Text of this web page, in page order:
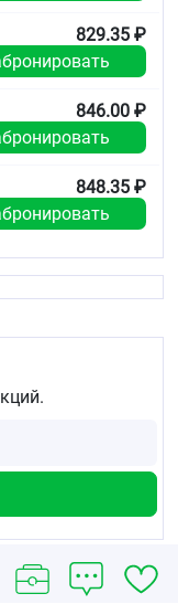
для процессов
работы
защите
к инфекциям,
А,
ребенка.
иммунной
нервных
в синтезе
Облегчает
действие,
829.35 ₽
846.00 ₽
848.35 ₽